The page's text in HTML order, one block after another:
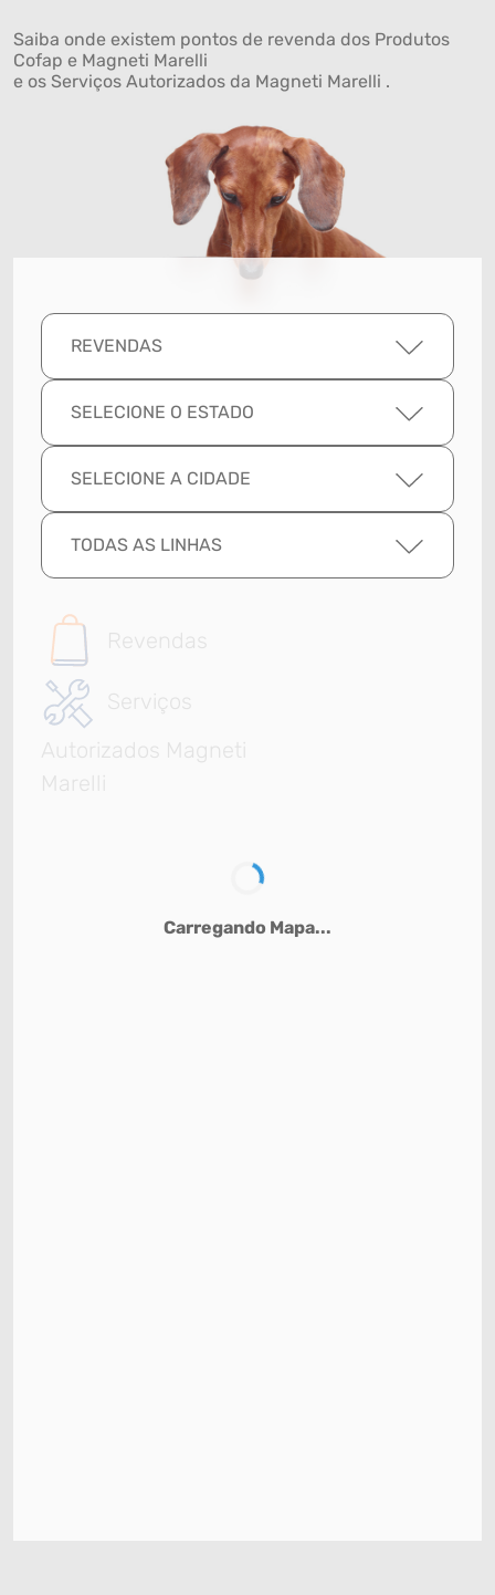
Saiba onde existem pontos de revenda dos Produtos
Cofap e Magneti Marelli
e os Serviços Autorizados da Magneti Marelli .
REVENDAS
SELECIONE O ESTADO
SELECIONE A CIDADE
TODAS AS LINHAS
Revendas
Serviços
Autorizados Magneti
Marelli
Carregando Mapa...